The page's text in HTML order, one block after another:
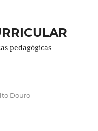
pedagógicas
Douro